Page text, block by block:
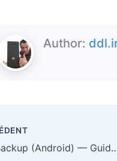
Author:
Super Backup